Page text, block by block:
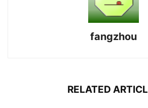
fangzhou
RELATED